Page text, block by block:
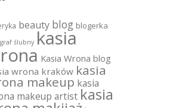
beauty blog blogerka
ślubny kasia
Kasia Wrona blog
wrona kraków kasia
makeup kasia
makeup artist kasia